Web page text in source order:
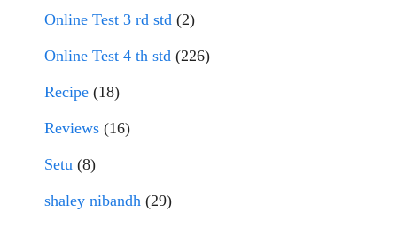
Online Test 3 rd std (2)
Online Test 4 th std (226)
Recipe (18)
Reviews (16)
Setu (8)
shaley nibandh (29)